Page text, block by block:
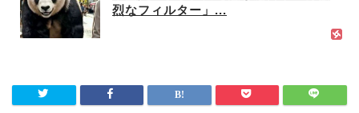
烈なフィルター」...